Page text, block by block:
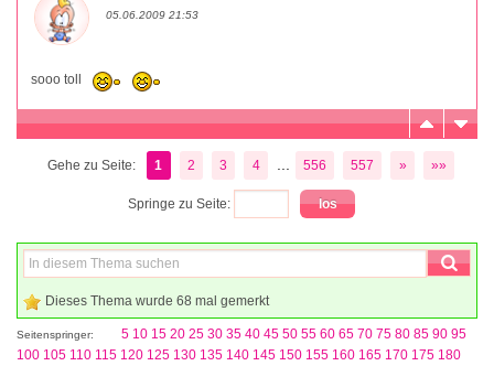
05.06.2009 21:53
sooo toll
Gehe zu Seite: 1 2 3 4 556 557 » »»
Springe zu Seite:
Dieses Thema wurde 68 mal gemerkt
Seitenspringer: 5 10 15 20 25 30 35 40 45 50 55 60 65 70 75 80 85 90 95
100 105 110 115 120 125 130 135 140 145 150 155 160 165 170 175 180